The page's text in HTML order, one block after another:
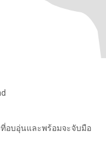
อบอุ่นและพร้อมจะจับมือ